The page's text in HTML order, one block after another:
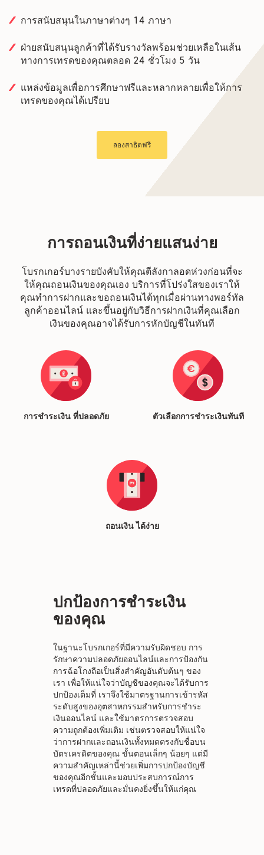
การสนับสนุนในภาษาต่างๆ 14 ภาษา
ฝ่ายสนับสนุนลูกค้าที่ได้รับรางวัลพร้อมช่วยเหลือในเส้น
ทางการเทรดของคุณตลอด 24 ชั่วโมง 5 วัน
แหล่งข้อมูลเพื่อการศึกษาฟรีและหลากหลายเพื่อให้การ
เทรดของคุณได้เปรียบ
ลองสาธิตฟรี
การถอนเงินที่ง่ายแสนง่าย
โบรกเกอร์บางรายบังคับให้คุณตีลังกาลอดห่วงก่อนที่จะ
ให้คุณถอนเงินของคุณเอง บริการที่โปร่งใสของเราให้
คุณทำการฝากและขอถอนเงินได้ทุกเมื่อผ่านทางพอร์ทัล
ลูกค้าออนไลน์ และขึ้นอยู่กับวิธีการฝากเงินที่คุณเลือก
เงินของคุณอาจได้รับการหักบัญชีในทันที
การชำระเงิน ที่ปลอดภัย ตัวเลือกการชำระเงินทันที
ถอนเงินได้ง่าย
ปกป้องการชำระเงิน
ของคุณ
ในฐานะโบรกเกอร์ที่มีความรับผิดชอบ การ
รักษาความปลอดภัยออนไลน์และการป้องกัน
การฉ้อโกงถือเป็นสิ่งสำคัญอันดับต้นๆ ของ
เรา เพื่อให้แน่ใจว่าบัญชีของคุณจะได้รับการ
ปกป้องเต็มที่ เราจึงใช้มาตรฐานการเข้ารหัส
ระดับสูงของอุตสาหกรรมสำหรับการชำระ
เงินออนไลน์ และใช้มาตรการตรวจสอบ
ความถูกต้องเพิ่มเติม เช่นตรวจสอบให้แน่ใจ
ว่าการฝากและถอนเงินทั้งหมดตรงกับชื่อบน
บัตรเครดิตของคุณ ขั้นตอนเล็กๆ น้อยๆ แต่มี
ความสำคัญเหล่านี้ช่วยเพิ่มการปกป้องบัญชี
ของคุณอีกชั้นและมอบประสบการณ์การ
เทรดที่ปลอดภัยและมั่นคงยิ่งขึ้นให้แก่คุณ